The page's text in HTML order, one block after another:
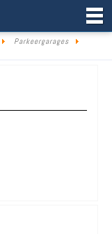
Parkeergarages